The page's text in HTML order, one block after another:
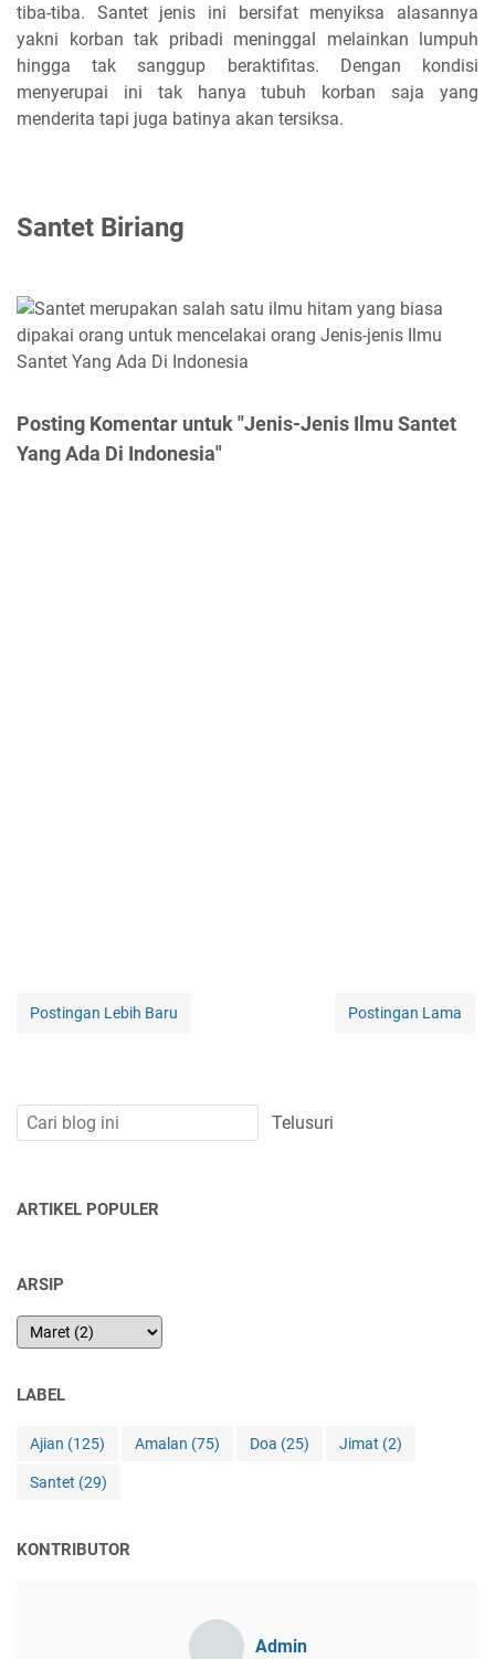
tiba-tiba. Santet jenis ini bersifat menyiksa alasannya
yakni korban tak pribadi meninggal melainkan lumpuh
hingga tak sanggup beraktifitas. Dengan kondisi
menyerupai ini tak hanya tubuh korban saja yang
menderita tapi juga batinya akan tersiksa.
Santet Biriang
Posting Komentar untuk "Jenis-Jenis Ilmu Santet
Yang Ada Di Indonesia"
Postingan Lebih Baru Postingan Lama
ARTIKEL POPULER
ARSIP
LABEL
Ajian (125) Amalan (75) Doa (25) Jimat (2)
Santet (29)
KONTRIBUTOR
Admin